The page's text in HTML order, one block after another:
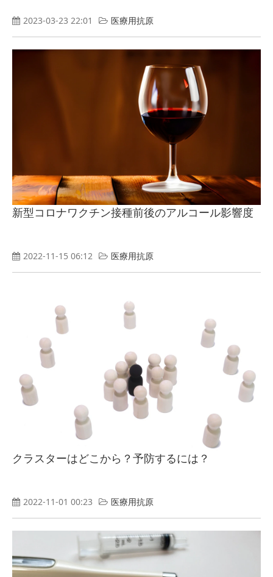
2023-03-23 22:01 医療用抗原
新型コロナワクチン接種前後のアルコール影響度
2022-11-15 06:12 医療用抗原
クラスターはどこから？予防するには？
2022-11-01 00:23 医療用抗原